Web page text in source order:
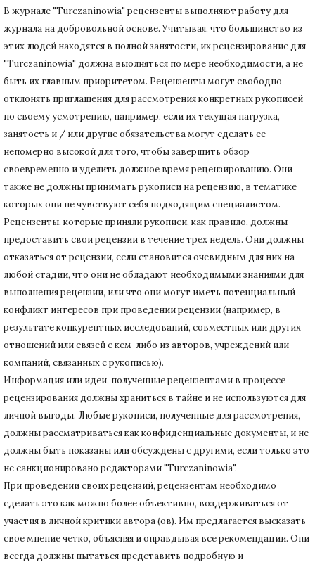
В журнале "Turczaninowia" рецензенты выполняют работу для
журнала на добровольной основе.Учитывая, что большинство из
этих людей находятся в полной занятости, их рецензирование для
"Turczaninowia" должна выолняться по мере необходимости, а не
быть их главным приоритетом. Рецензенты могут свободно
отклонять приглашения для рассмотрения конкретных рукописей
по своему усмотрению, например, если их текущая нагрузка,
занятость и / или другие обязательства могут сделать ее
непомерно высокой для того, чтобы завершить обзор
своевременно и уделить должное время рецензированию. Они
также не должны принимать рукописи на рецензию, в тематике
которых они не чувствуют себя подходящим специалистом.
Рецензенты, которые приняли рукописи, как правило, должны
предоставить свои рецензии в течение трех недель. Они должны
отказаться от рецензии, если становится очевидным для них на
любой стадии, что они не обладают необходимыми знаниями для
выполнения рецензии, или что они могут иметь потенциальный
конфликт интересов при проведении рецензии (например, в
результате конкурентных исследований, совместных или других
отношений или связей с кем-либо из авторов, учреждений или
компаний, связанных с рукописью).
Информация или идеи, полученные рецензентами в процессе
рецензирования должны храниться в тайне и не используются для
личной выгоды. Любые рукописи, полученные для рассмотрения,
должны рассматриваться как конфиденциальные документы, и не
должны быть показаны или обсуждены с другими, если только это
не санкционировано редакторами "Turczaninowia".
При проведении своих рецензий, рецензентам необходимо
сделать это как можно более объективно, воздерживаться от
участия в личной критики автора (ов). Им предлагается высказать
свое мнение четко, объясняя и оправдывая все рекомендации. Они
всегда должны пытаться представить подробную и